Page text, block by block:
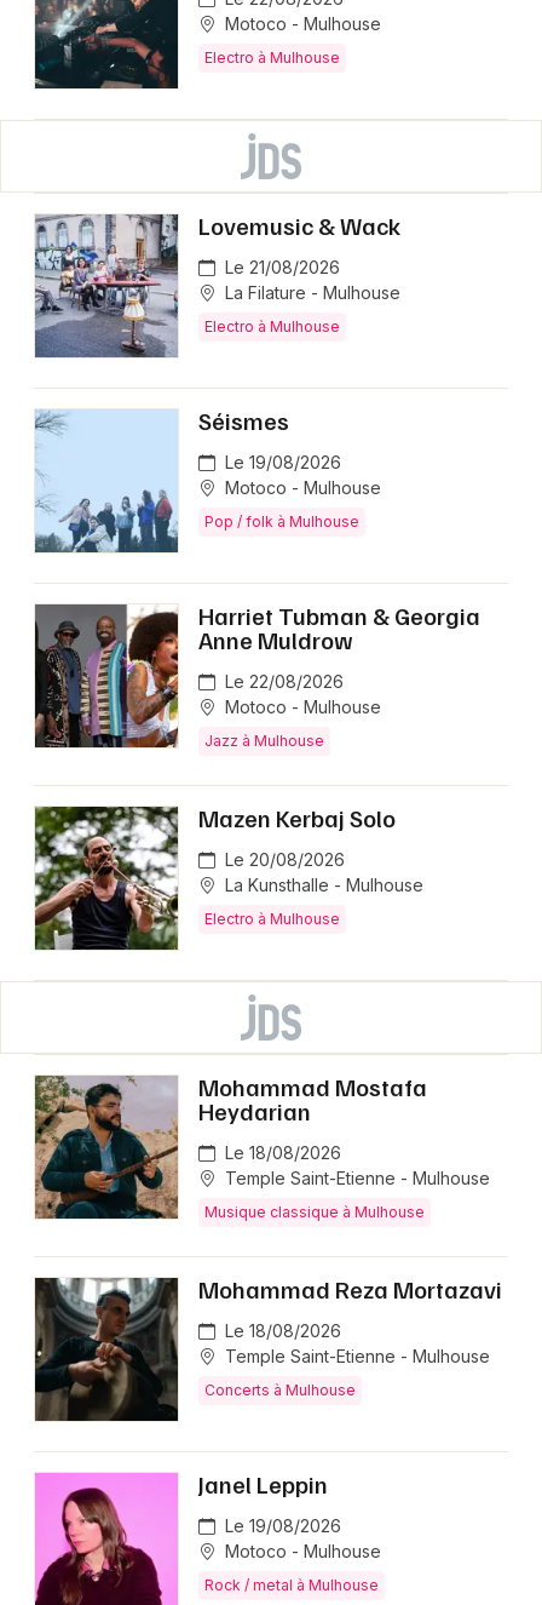
Motoco - Mulhouse
Electro à Mulhouse
Lovemusic & Wack
Le 21/08/2026
La Filature - Mulhouse
Electro à Mulhouse
Séismes
Le 19/08/2026
Motoco - Mulhouse
Pop / folk à Mulhouse
Harriet Tubman & Georgia
Anne Muldrow
Le 22/08/2026
Motoco - Mulhouse
Jazz à Mulhouse
Mazen Kerbaj Solo
Le 20/08/2026
La Kunsthalle - Mulhouse
Electro à Mulhouse
Mohammad Mostafa
Heydarian
Le 18/08/2026
Temple Saint-Etienne - Mulhouse
Musique classique à Mulhouse
Mohammad Reza Mortazavi
Le 18/08/2026
Temple Saint-Etienne - Mulhouse
Concerts à Mulhouse
Janel Leppin
Le 19/08/2026
Motoco - Mulhouse
Rock / metal à Mulhouse